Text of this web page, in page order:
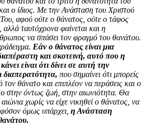
ο ίδιος. Με την Ανάσταση του Χριστού
Του, αφού ούτε ο θάνατος, ούτε ο τάφος
αλλά ταυτόχρονα φαίνεται και η
να σπάσει τον φραγμό του θανάτου.
Εάν ο θάνατος είναι μια
και σκοτεινή, αυτό που η
είναι ότι δίνει σε αυτή την
διαπερατότητα, που σημαίνει ότι μπορείς
τον θάνατο και επιπλέον να περάσεις και ο
στην όντως ζωή, στην αιωνιότητα. Θα
χωρίς να είχε νικηθεί ο θάνατος, να
όμως υπάρχει, η Ανάσταση